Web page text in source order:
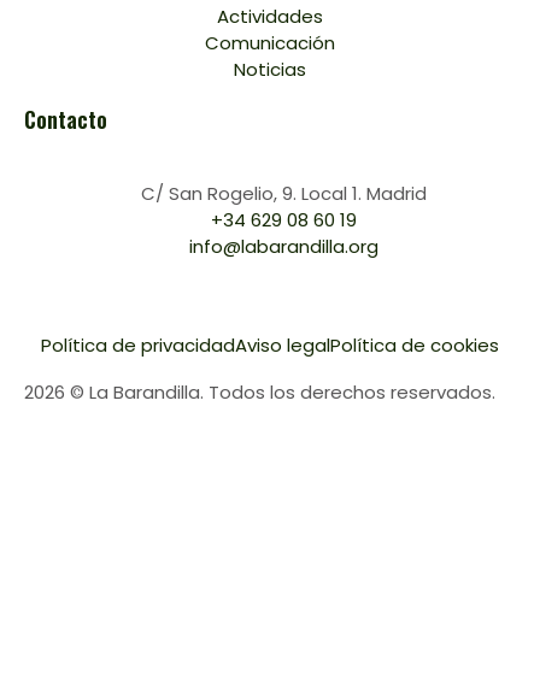
Actividades
Comunicación
Noticias
Contacto
C/ San Rogelio, 9. Local 1. Madrid
+34 629 08 60 19
info@labarandilla.org
2026 © La Barandilla. Todos los derechos reservados.
Política de privacidadAviso legalPolítica de cookies